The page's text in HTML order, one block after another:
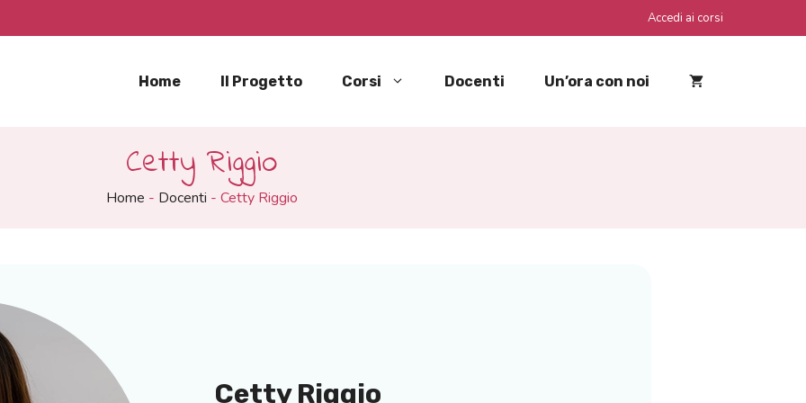
Accedi ai corsi
Home Il Progetto Corsi Docenti Un’ora con noi
Cetty Riggio
Home - Docenti - Cetty Riggio
Cetty Riggio